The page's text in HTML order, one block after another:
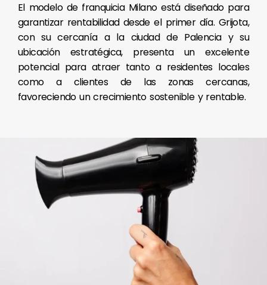
El modelo de franquicia Milano está diseñado para
garantizar rentabilidad desde el primer día. Grijota,
con su cercanía a la ciudad de Palencia y su
ubicación estratégica, presenta un excelente
potencial para atraer tanto a residentes locales
como a clientes de las zonas cercanas,
favoreciendo un crecimiento sostenible y rentable.